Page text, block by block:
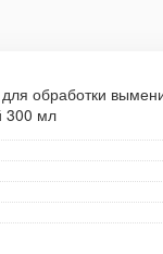
обработки
300 мл